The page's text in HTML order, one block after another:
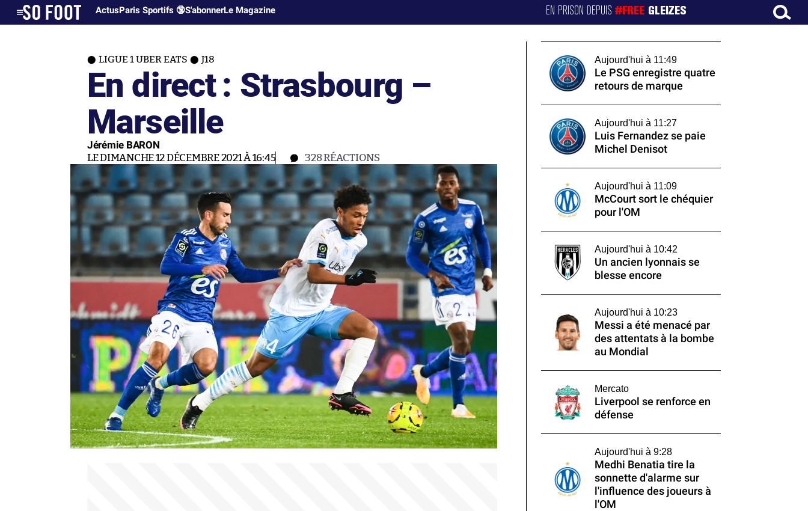
ActusParis Sportifs 🔞S'abonnerLe Magazine EN PRISON DEPUIS#FREE GLEIZES
LIGUE 1 UBER EATS J18
En direct : Strasbourg –
Marseille
Jérémie BARON
LE DIMANCHE 12 DÉCEMBRE 2021 À 16:45 328RÉACTIONS
Aujourd'hui à 11:49
Le PSG enregistre quatre
retours de marque
Aujourd'hui à 11:27
Luis Fernandez se paie
Michel Denisot
Aujourd'hui à 11:09
McCourt sort le chéquier
pour l'OM
Aujourd'hui à 10:42
Un ancien lyonnais se
blesse encore
Aujourd'hui à 10:23
Messi a été menacé par
des attentats à la bombe
au Mondial
Mercato
Liverpool se renforce en
défense
Aujourd'hui à 9:28
Medhi Benatia tire la
sonnette d'alarme sur
l'influence des joueurs à
l'OM